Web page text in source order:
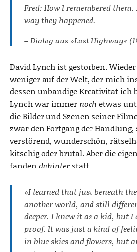
Fred: How I remembered
way they happened.
– Dialog aus »Lost Highway«
David Lynch ist gestorben.
weniger auf der Welt, der mich
dessen unbändige Kreativität ich
Lynch war immer noch etwas
die Bilder und Szenen seiner
zwar den Fortgang der Handlung,
verstörend, wunderschön,
kitschig oder brutal. Aber die
fanden dahinterstatt.
»I learned that just beneath the
another world, and still
deeper. I knew it as a kid, but I
proof. It was just a kind of
in blue skies and flowers, but